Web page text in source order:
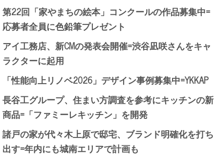
第22回「家やまちの絵本」コンクールの作品募集中=
応募者全員に色鉛筆プレゼント
アイ工務店、新CMの発表会開催=渋谷凪咲さんをキャ
ラクターに起用
「性能向上リノベ2026」デザイン事例募集中=YKKAP
長谷工グループ、住まい方調査を参考にキッチンの新
商品=「ファミーレキッチン」を開発
諸戸の家が代々木上原で邸宅、ブランド明確化を打ち
出す=年内にも城南エリアで計画も